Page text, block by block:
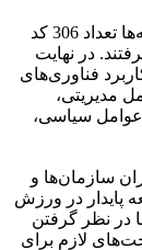
یافته ها: پس از جمع‌آوری و تجزیه‌وتحلیل مصاحبه‌ها تعداد 306 کد
قرار گرفتند. در نهایت
و کاربرد فناوری‌های
مدیریتی،
عوامل سیاسی،
سازمان‌ها و
پایدار در ورزش
در نظر گرفتن
لازم برای